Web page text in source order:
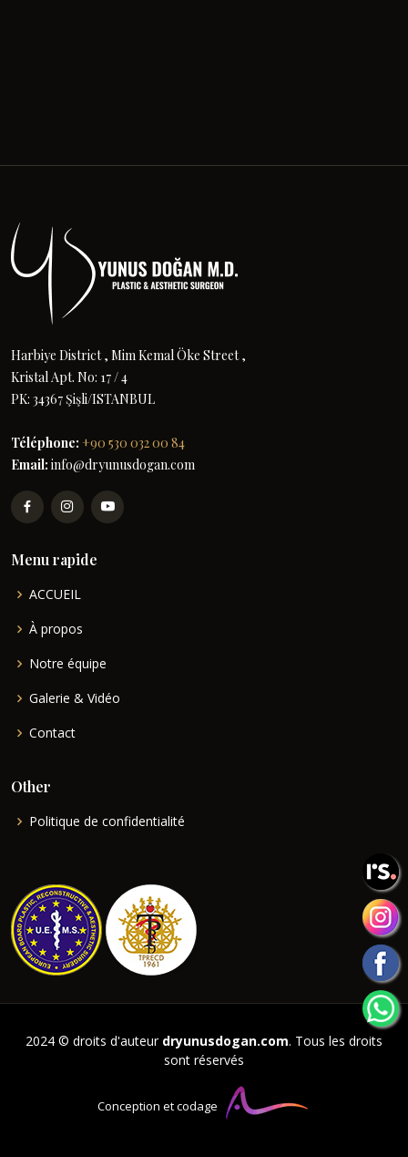
Harbiye District , Mim Kemal Öke Street ,
Kristal Apt. No: 17 / 4
PK: 34367 Şişli/ISTANBUL
Téléphone: +90 530 032 00 84
Email: info@dryunusdogan.com
Menu rapide
ACCUEIL
À propos
Notre équipe
Galerie & Vidéo
Contact
Other
Politique de confidentialité
2024 © droits d'auteur dryunusdogan.com. Tous les droits
sont réservés
Conception et codage